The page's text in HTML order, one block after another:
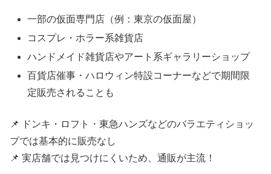
一部の仮面専門店（例：東京の仮面屋）
コスプレ・ホラー系雑貨店
ハンドメイド雑貨店やアート系ギャラリーショップ
百貨店催事・ハロウィン特設コーナーなどで期間限
定販売されることも
📌 ドンキ・ロフト・東急ハンズなどのバラエティショッ
プでは基本的に販売なし
📌 実店舗では見つけにくいため、通販が主流！